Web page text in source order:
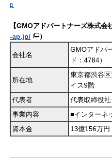
p
【GMOアドパートナーズ株式会
-ap.jp/
）
会社名
GMOアドパ
ド：4784）
所在地
東京都渋谷
イス9階
代表者
代表取締役
事業内容
■インターネ
資本金
13億156万円